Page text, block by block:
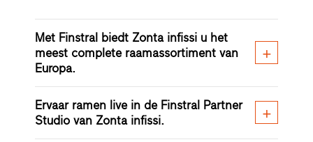
Met Finstral biedt Zonta infissi u het
meest complete raamassortiment van
Europa.
Ervaar ramen live in de Finstral Partner
Studio van Zonta infissi.